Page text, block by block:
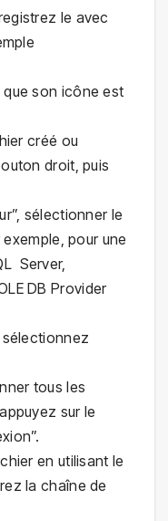
le avec
son icône est
créé ou
droit, puis
sélectionner le
pour une
Server,
DB Provider
sélectionnez
tous les
sur le
en utilisant le
la chaîne de